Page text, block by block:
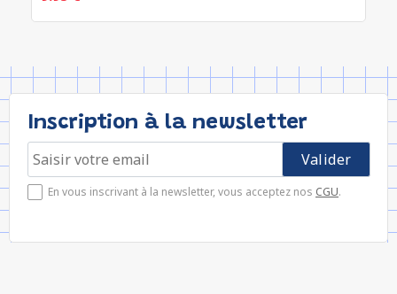
Inscription à la newsletter
En vous inscrivant à la newsletter, vous acceptez nos CGU.